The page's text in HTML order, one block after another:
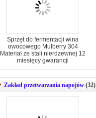
Sprzęt do fermentacji wina
owocowego Mulberry 304
Materiał ze stali nierdzewnej 12
miesięcy gwarancji
Zakład przetwarzania napojów (32)